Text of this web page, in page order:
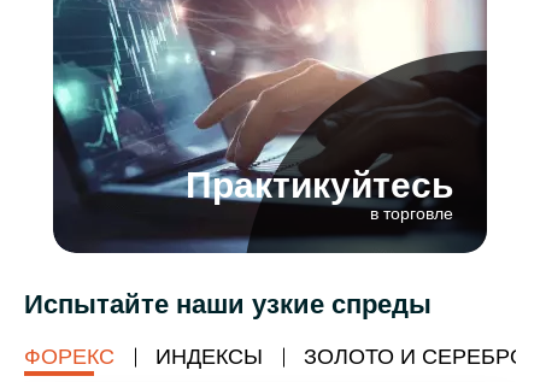
Практикуйтесь
в торговле
Испытайте наши узкие спреды
ФОРЕКС ИНДЕКСЫ ЗОЛОТО И СЕРЕБРО